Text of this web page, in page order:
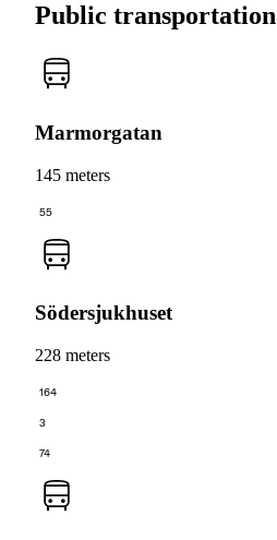
Public transportation
Marmorgatan
145 meters
55
Södersjukhuset
228 meters
164
3
74